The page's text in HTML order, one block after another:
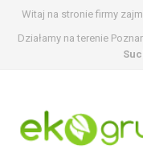
Witaj na stronie firmy
Działamy na terenie